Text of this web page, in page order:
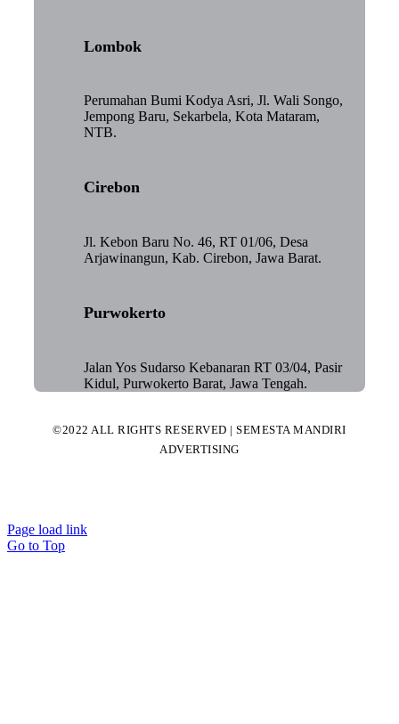
Lombok
Perumahan Bumi Kodya Asri, Jl. Wali Songo,
Jempong Baru, Sekarbela, Kota Mataram,
NTB.
Cirebon
Jl. Kebon Baru No. 46, RT 01/06, Desa
Arjawinangun, Kab. Cirebon, Jawa Barat.
Purwokerto
Jalan Yos Sudarso Kebanaran RT 03/04, Pasir
Kidul, Purwokerto Barat, Jawa Tengah.
©2022 ALL RIGHTS RESERVED | SEMESTA MANDIRI
ADVERTISING
Page load link
Go to Top